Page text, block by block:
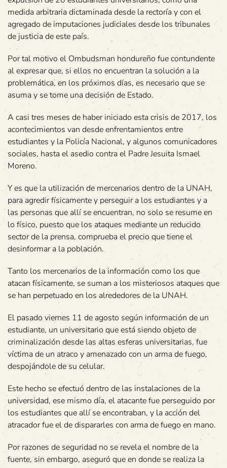
medida arbitraria dictaminada desde la rectoría y con el
agregado de imputaciones judiciales desde los tribunales
de justicia de este país.
Por tal motivo el Ombudsman hondureño fue contundente
al expresar que, si ellos no encuentran la solución a la
problemática, en los próximos días, es necesario que se
asuma y se tome una decisión de Estado.
A casi tres meses de haber iniciado esta crisis de 2017, los
acontecimientos van desde enfrentamientos entre
estudiantes y la Policía Nacional, y algunos comunicadores
sociales, hasta el asedio contra el Padre Jesuita Ismael
Moreno.
Y es que la utilización de mercenarios dentro de la UNAH,
para agredir físicamente y perseguir a los estudiantes y a
las personas que allí se encuentran, no solo se resume en
lo físico, puesto que los ataques mediante un reducido
sector de la prensa, comprueba el precio que tiene el
desinformar a la población.
Tanto los mercenarios de la información como los que
atacan físicamente, se suman a los misteriosos ataques que
se han perpetuado en los alrededores de la UNAH.
El pasado viernes 11 de agosto según información de un
estudiante, un universitario que está siendo objeto de
criminalización desde las altas esferas universitarias, fue
víctima de un atraco y amenazado con un arma de fuego,
despojándole de su celular.
Este hecho se efectuó dentro de las instalaciones de la
universidad, ese mismo día, el atacante fue perseguido por
los estudiantes que allí se encontraban, y la acción del
atracador fue el de dispararles con arma de fuego en mano.
Por razones de seguridad no se revela el nombre de la
fuente, sin embargo, aseguró que en donde se realiza la